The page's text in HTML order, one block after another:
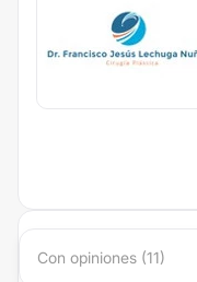
Con opiniones (11)